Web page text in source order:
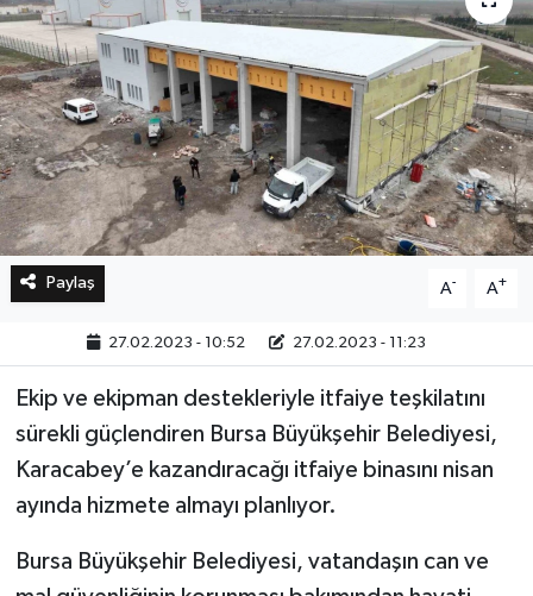
Paylaş A- A+
27.02.2023 - 10:52 27.02.2023 - 11:23
Ekip ve ekipman destekleriyle itfaiye teşkilatını
sürekli güçlendiren Bursa Büyükşehir Belediyesi,
Karacabey’e kazandıracağı itfaiye binasını nisan
ayında hizmete almayı planlıyor.
Bursa Büyükşehir Belediyesi, vatandaşın can ve